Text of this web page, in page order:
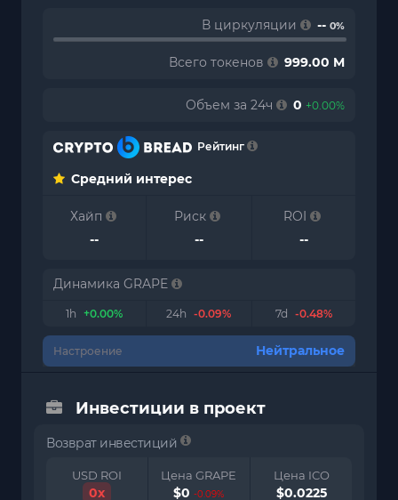
В циркуляции -- 0%
Всего токенов 999.00 M
Объем за 24ч 0 +0.00%
Рейтинг
Средний интерес
Хайп
--
Риск
--
ROI
--
Динамика GRAPE
1h +0.00% 24h -0.09% 7d -0.48%
Настроение Нейтральное
Инвестиции в проект
Возврат инвестиций
USD ROI
0x
Цена GRAPE
$0 -0.09%
Цена ICO
$0.0225